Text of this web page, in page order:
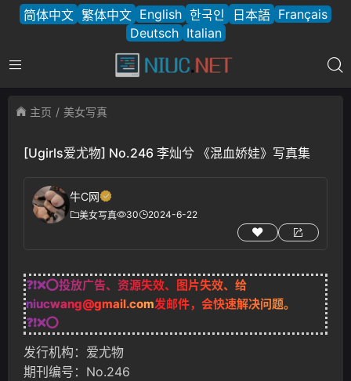
简体中文 繁体中文 English 한국인 日本語 Français
Deutsch Italian
主页 美女写真
[Ugirls爱尤物] No.246 李灿兮 《混血娇娃》写真集
牛C网
美女写真 30 2024-6-22
❓❗❌⭕投放广告、资源失效、图片失效、给
niucwang@gmail.com发邮件，会快速解决问题。
❓❗❌⭕
发行机构：爱尤物
期刊编号：No.246